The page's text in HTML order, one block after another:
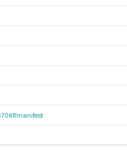
manifest